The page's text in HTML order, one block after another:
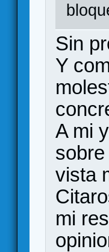
Sin
Y
A mi
vista
mi